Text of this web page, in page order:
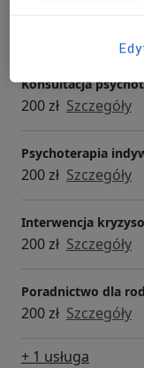
Konsultacja
200 zł Szczegóły
Psychoterapia
200 zł Szczegóły
Interwencja
200 zł Szczegóły
Poradnictwo dla
200 zł Szczegóły
+ 1 usługa